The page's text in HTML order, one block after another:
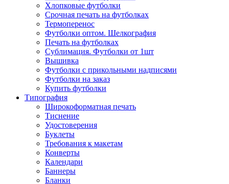
Хлопковые футболки
Срочная печать на футболках
Термоперенос
Футболки оптом. Шелкография
Печать на футболках
Сублимация. Футболки от 1шт
Вышивка
Футболки с прикольными надписями
Футболки на заказ
Купить футболки
Типография
Широкоформатная печать
Тиснение
Удостоверения
Буклеты
Требования к макетам
Конверты
Календари
Баннеры
Бланки